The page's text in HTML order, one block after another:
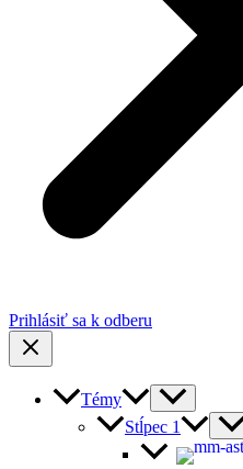
Prihlásiť sa k odberu
Témy
Stĺpec 1